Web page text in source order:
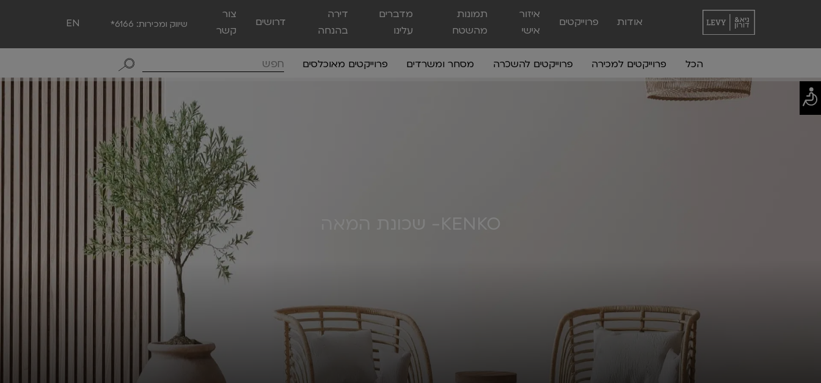
אודות פרוייקטים
הכל פרוייקטים למכירה פרוייקטים להשכרה מסחר ומשרדים פרוייקטים מאוכלסים
איזור
אישי
תמונות
מהשטח
מדברים
עלינו
דירה
בהנחה
דרושים
צור
קשר
שיווק ומכירות: *6166
EN
KENKO- שכונת המאה